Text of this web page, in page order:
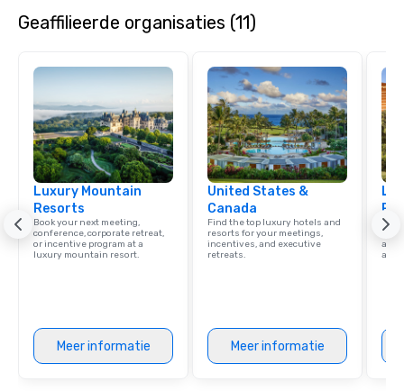
Geaffilieerde organisaties (11)
Luxury Mountain
Resorts
Book your next meeting,
conference, corporate retreat,
or incentive program at a
luxury mountain resort.
Meer informatie
United States &
Canada
Find the top luxury hotels and
resorts for your meetings,
incentives, and executive
retreats.
Meer informatie
with
and